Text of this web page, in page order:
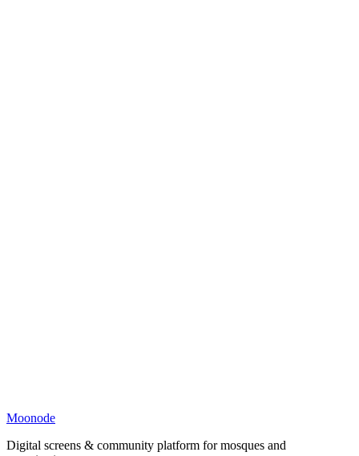
Moonode
Digital screens & community platform for mosques and